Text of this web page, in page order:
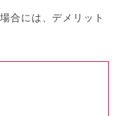
合には、デメリット